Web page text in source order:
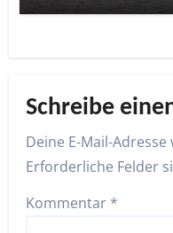
Schreibe
Deine E-Mail-
Erforderliche Felder
Kommentar *